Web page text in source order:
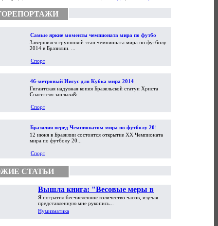
Самые яркие моменты чемпионата мира по футболу
2014
Завершился групповой этап чемпионата мира по футболу
2014 в Бразилии. ...
Спорт
46-метровый Иисус для Кубка мира 2014
Гигантская надувная копия Бразильской статуи Христа
Спасителя заплыла&...
Спорт
Бразилия перед Чемпионатом мира по футболу 2014
12 июня в Бразилии состоится открытие XX Чемпионата
мира по футболу 20...
Спорт
СТАТЬИ
Вышла книга: "Весовые меры в
торговой практике Античности и
Средневековья"
Я потратил бесчисленное количество часов, изучая
представленную мне рукопись...
Нумизматика